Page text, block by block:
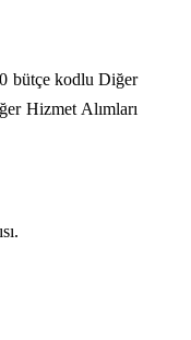
bütçe kodlu Diğer
Hizmet Alımları